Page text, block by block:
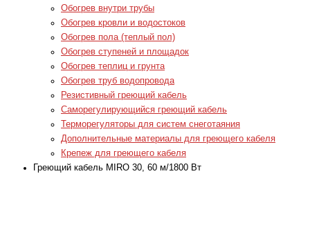
Обогрев внутри трубы
Обогрев кровли и водостоков
Обогрев пола (теплый пол)
Обогрев ступеней и площадок
Обогрев теплиц и грунта
Обогрев труб водопровода
Резистивный греющий кабель
Саморегулирующийся греющий кабель
Терморегуляторы для систем снеготаяния
Дополнительные материалы для греющего кабеля
Крепеж для греющего кабеля
Греющий кабель MIRO 30, 60 м/1800 Вт